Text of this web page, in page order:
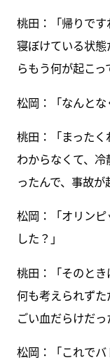
桃田：「帰りで
寝ぼけている状
らもう何が起こっ
松岡：「なんとな
桃田：「まった
わからなくて、
ったんで、事故が
松岡：「オリン
した？」
桃田：「そのとき
何も考えられず
ごい血だらけだっ
松岡：「これで